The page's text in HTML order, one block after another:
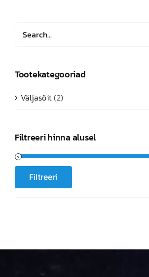
Tootekategooriad
Väljasõit(2)
Filtreeri hinna alusel
Minimaalne
Maksimaalne
Filtreeri